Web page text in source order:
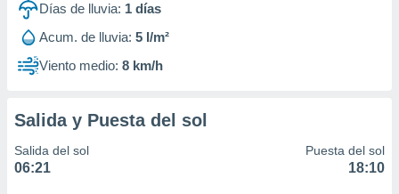
de
1199
Días de lluvia: 1 días
Acum. de lluvia: 5 l/m²
Viento medio: 8 km/h
Salida y Puesta del sol
Salida del sol
06:21
Puesta del sol
18:10